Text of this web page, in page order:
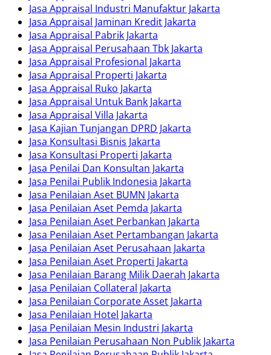
Jasa Appraisal Industri Manufaktur Jakarta
Jasa Appraisal Jaminan Kredit Jakarta
Jasa Appraisal Pabrik Jakarta
Jasa Appraisal Perusahaan Tbk Jakarta
Jasa Appraisal Profesional Jakarta
Jasa Appraisal Properti Jakarta
Jasa Appraisal Ruko Jakarta
Jasa Appraisal Untuk Bank Jakarta
Jasa Appraisal Villa Jakarta
Jasa Kajian Tunjangan DPRD Jakarta
Jasa Konsultasi Bisnis Jakarta
Jasa Konsultasi Properti Jakarta
Jasa Penilai Dan Konsultan Jakarta
Jasa Penilai Publik Indonesia Jakarta
Jasa Penilaian Aset BUMN Jakarta
Jasa Penilaian Aset Pemda Jakarta
Jasa Penilaian Aset Perbankan Jakarta
Jasa Penilaian Aset Pertambangan Jakarta
Jasa Penilaian Aset Perusahaan Jakarta
Jasa Penilaian Aset Properti Jakarta
Jasa Penilaian Barang Milik Daerah Jakarta
Jasa Penilaian Collateral Jakarta
Jasa Penilaian Corporate Asset Jakarta
Jasa Penilaian Hotel Jakarta
Jasa Penilaian Mesin Industri Jakarta
Jasa Penilaian Perusahaan Non Publik Jakarta